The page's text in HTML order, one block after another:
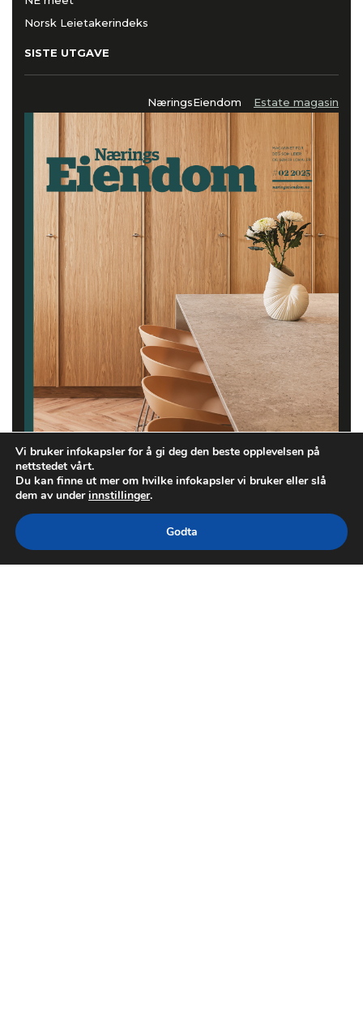
Norsk Leietakerindeks
SISTE UTGAVE
NæringsEiendom Estate magasin
Vi bruker infokapsler for å gi deg den beste opplevelsen på
nettstedet vårt.
Du kan finne ut mer om hvilke infokapsler vi bruker eller slå
dem av underinnstillinger.
Godta